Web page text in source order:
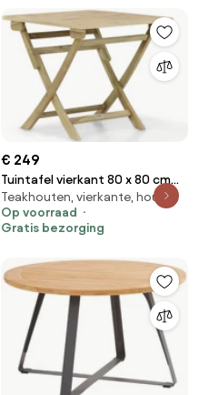
€ 249
Tuintafel vierkant 80 x 80 cm
Old teak greywash Derby
inklapbare
Teakhouten, vierkante, houten
Op voorraad
Gratis bezorging